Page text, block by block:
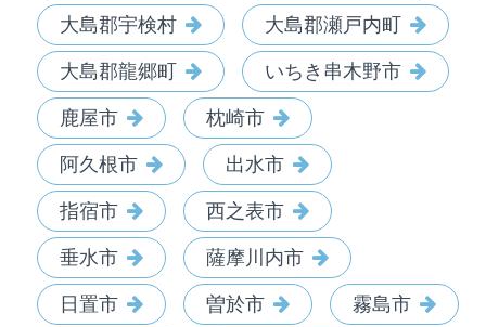
大島郡宇検村 大島郡瀬戸内町
大島郡龍郷町 いちき串木野市
鹿屋市 枕崎市
阿久根市 出水市
指宿市 西之表市
垂水市 薩摩川内市
日置市 曽於市 霧島市